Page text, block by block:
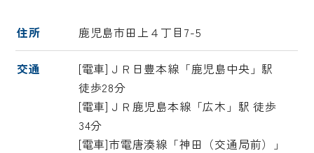
住所 鹿児島市田上４丁目7-5
交通
[電車]ＪＲ日豊本線「鹿児島中央」駅
徒歩28分
[電車]ＪＲ鹿児島本線「広木」駅 徒歩
34分
[電車]市電唐湊線「神田（交通局前）」